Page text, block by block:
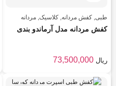
طبی,کفش مردانه,کلاسیک,مردانه
کفش مردانه مدل آرماندو بندی
73,500,000 ریال